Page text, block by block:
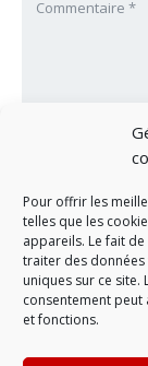
Pour offrir les
telles que les
appareils. Le fait
traiter des
uniques sur ce
consentement
et fonctions.
LAISSER UN